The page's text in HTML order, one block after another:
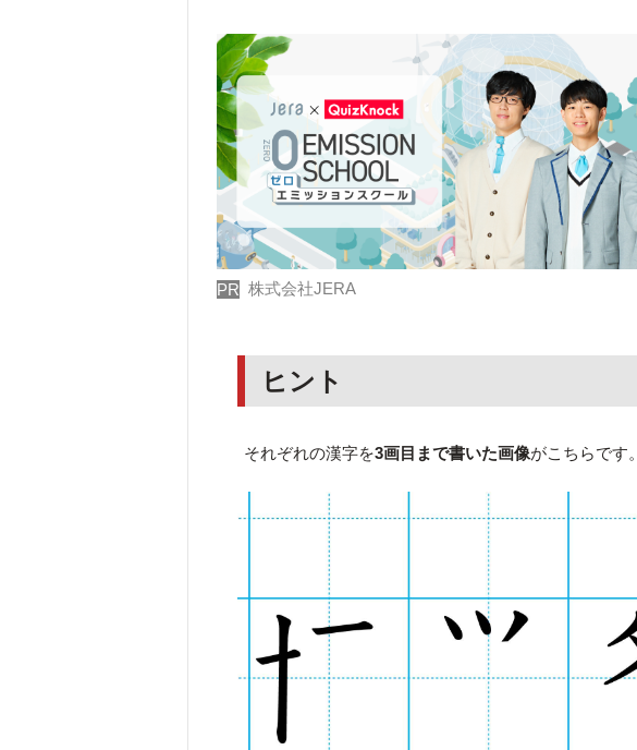
PR 株式会社JERA
ヒント
それぞれの漢字を3画目まで書いた画像がこちらです。